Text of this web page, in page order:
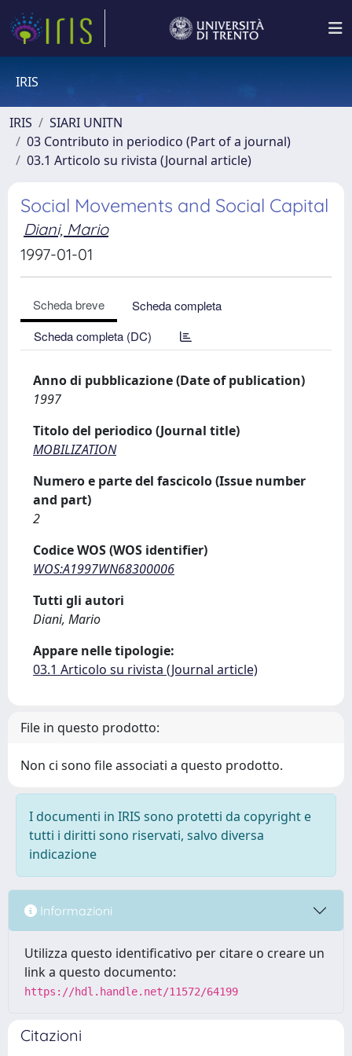
IRIS
IRIS
SIARI UNITN
03 Contributo in periodico (Part of a journal)
03.1 Articolo su rivista (Journal article)
Social Movements and Social Capital
Diani, Mario
1997-01-01
Scheda breve
Scheda completa
Scheda completa (DC)
Anno di pubblicazione (Date of publication)
1997
Titolo del periodico (Journal title)
MOBILIZATION
Numero e parte del fascicolo (Issue number
and part)
2
Codice WOS (WOS identifier)
WOS:A1997WN68300006
Tutti gli autori
Diani, Mario
Appare nelle tipologie:
03.1 Articolo su rivista (Journal article)
File in questo prodotto:
Non ci sono file associati a questo prodotto.
I documenti in IRIS sono protetti da copyright e
tutti i diritti sono riservati, salvo diversa
indicazione
Informazioni
Utilizza questo identificativo per citare o creare un
link a questo documento:
https://hdl.handle.net/11572/64199
Citazioni